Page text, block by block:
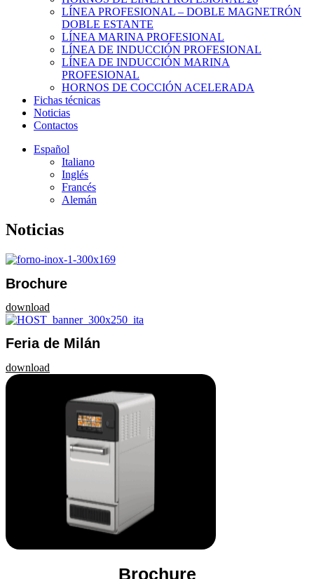
LÍNEA PROFESIONAL – DOBLE MAGNETRÓN
DOBLE ESTANTE
LÍNEA MARINA PROFESIONAL
LÍNEA DE INDUCCIÓN PROFESIONAL
LÍNEA DE INDUCCIÓN MARINA
PROFESIONAL
HORNOS DE COCCIÓN ACELERADA
Fichas técnicas
Noticias
Contactos
Español
Italiano
Inglés
Francés
Alemán
Noticias
Brochure
download
Feria de Milán
download
Brochure